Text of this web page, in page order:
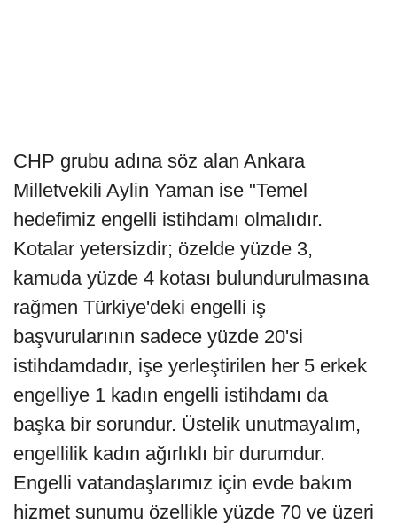
CHP grubu adına söz alan Ankara
Milletvekili Aylin Yaman ise "Temel
hedefimiz engelli istihdamı olmalıdır.
Kotalar yetersizdir; özelde yüzde 3,
kamuda yüzde 4 kotası bulundurulmasına
rağmen Türkiye'deki engelli iş
başvurularının sadece yüzde 20'si
istihdamdadır, işe yerleştirilen her 5 erkek
engelliye 1 kadın engelli istihdamı da
başka bir sorundur. Üstelik unutmayalım,
engellilik kadın ağırlıklı bir durumdur.
Engelli vatandaşlarımız için evde bakım
hizmet sunumu özellikle yüzde 70 ve üzeri